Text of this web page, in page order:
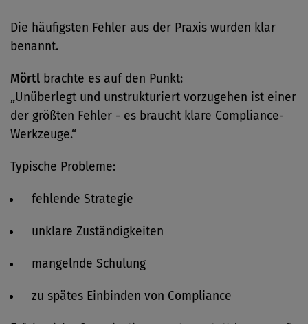
Die häufigsten Fehler aus der Praxis wurden klar
benannt.
Mörtl brachte es auf den Punkt:
„Unüberlegt und unstrukturiert vorzugehen ist einer
der größten Fehler - es braucht klare Compliance-
Werkzeuge.“
Typische Probleme:
fehlende Strategie
unklare Zuständigkeiten
mangelnde Schulung
zu spätes Einbinden von Compliance